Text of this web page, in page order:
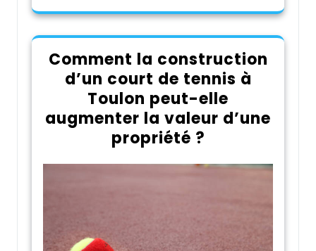
Comment la construction
d’un court de tennis à
Toulon peut-elle
augmenter la valeur d’une
propriété ?